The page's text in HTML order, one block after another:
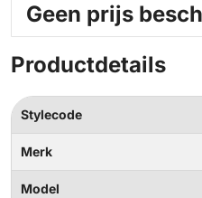
Geen prijs
Productdetails
Stylecode
Merk
Model